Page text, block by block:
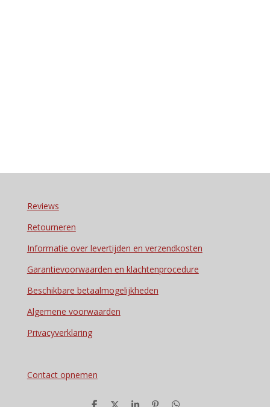
Reviews
Retourneren
Informatie over levertijden en verzendkosten
Garantievoorwaarden en klachtenprocedure
Beschikbare betaalmogelijkheden
Algemene voorwaarden
Privacyverklaring
Contact opnemen